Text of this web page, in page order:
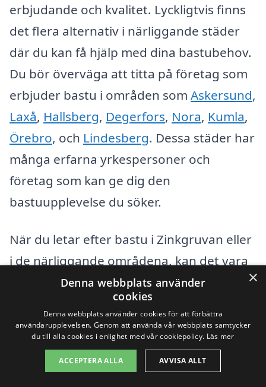
erbjudande och kvalitet. Lyckligtvis finns
det flera alternativ i närliggande städer
där du kan få hjälp med dina bastubehov.
Du bör överväga att titta på företag som
erbjuder bastu i områden som Askersund,
Laxå, Hallsberg, Degerfors, Nora, Kumla,
Örebro, och Lindesberg. Dessa städer har
många erfarna yrkespersoner och
företag som kan ge dig den
bastuupplevelse du söker.
När du letar efter bastu i Zinkgruvan eller
i de närliggande områdena, kan det vara
bra att tänka på följande punkter:
Kundrecensioner:Se vad tidigare
kunder har att säga om tjänsterna.
Bra recensioner är en indikator på ett
×
Denna webbplats använder
cookies
Denna webbplats använder cookies för att förbättra
användarupplevelsen. Genom att använda vår webbplats samtycker
du till alla cookies i enlighet med vår cookiepolicy. Läs mer
ACCEPTERA ALLA AVVISA ALLT